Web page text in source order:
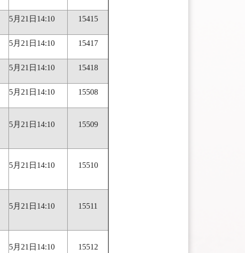
5月21日14:10 15415
5月21日14:10 15417
5月21日14:10 15418
5月21日14:10 15508
5月21日14:10 15509
5月21日14:10 15510
5月21日14:10 15511
5月21日14:10 15512